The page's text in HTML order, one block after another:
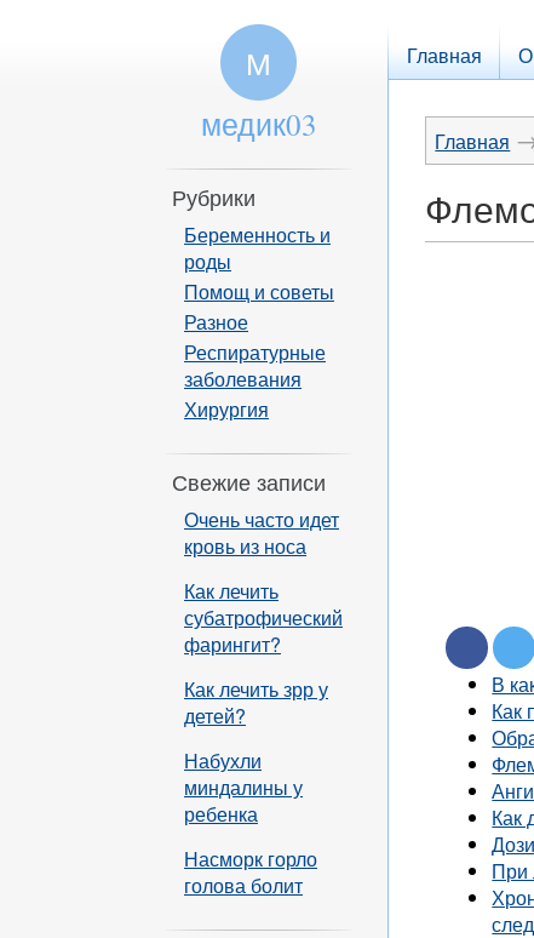
Главная
Главная
В
Как
Как
При
М
медик03
Рубрики
Беременность и
роды
Помощ и советы
Разное
Респиратурные
заболевания
Хирургия
Свежие записи
Очень часто идет
кровь из носа
Как лечить
субатрофический
фарингит?
Как лечить зрр у
детей?
Набухли
миндалины у
ребенка
Насморк горло
голова болит